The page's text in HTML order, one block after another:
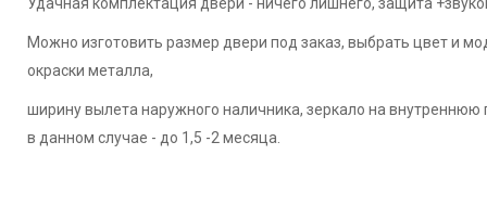
Можно изготовить размер двери под заказ, выбрать цвет и
окраски металла,
ширину вылета наружного наличника, зеркало на внутреннюю
в данном случае - до 1,5 -2 месяца.